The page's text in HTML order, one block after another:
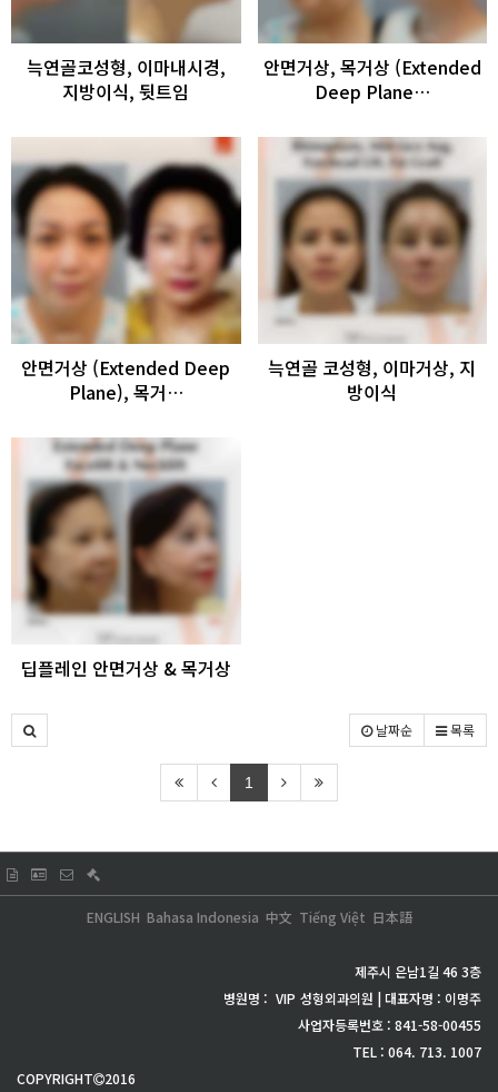
늑연골코성형, 이마내시경,
지방이식, 뒷트임
안면거상, 목거상 (Extended
Deep Plane…
안면거상 (Extended Deep
Plane), 목거…
늑연골 코성형, 이마거상, 지
방이식
딥플레인 안면거상 & 목거상
날짜순 목록
1
日本語
Tiếng Việt
中文
Bahasa Indonesia
ENGLISH
제주시 은남1길 46 3층
병원명 : VIP 성형외과의원 | 대표자명 : 이명주
사업자등록번호 : 841-58-00455
TEL : 064. 713. 1007
COPYRIGHT
2016